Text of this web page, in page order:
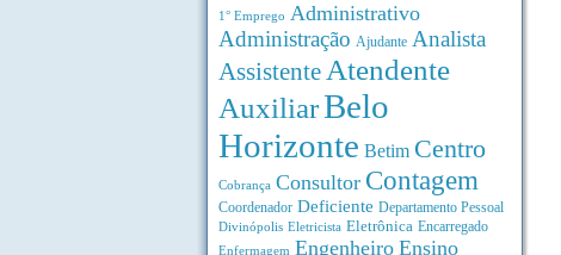
1° Emprego Administrativo
Administração Ajudante Analista
Assistente Atendente
AuxiliarBelo
Horizonte Betim Centro
Cobrança Consultor Contagem
Coordenador Deficiente Departamento Pessoal
Divinópolis Eletricista Eletrônica Encarregado
Enfermagem Engenheiro Ensino